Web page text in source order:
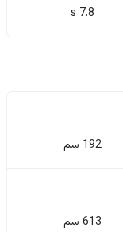
7.8 s
192 سم
613 سم